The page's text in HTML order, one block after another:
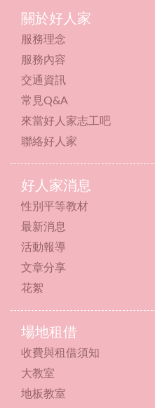
關於好人家
服務理念
服務內容
交通資訊
常見Q&A
來當好人家志工吧
聯絡好人家
好人家消息
性別平等教材
最新消息
活動報導
文章分享
花絮
場地租借
收費與租借須知
大教室
地板教室